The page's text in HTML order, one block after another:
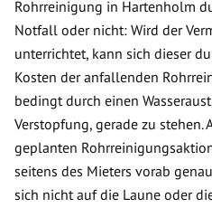
Rohrreinigung in Hartenholm
Notfall oder nicht: Wird der
unterrichtet, kann sich dieser
Kosten der anfallenden
bedingt durch einen
Verstopfung, gerade zu stehen.
geplanten
seitens des Mieters vorab
sich nicht auf die Laune oder